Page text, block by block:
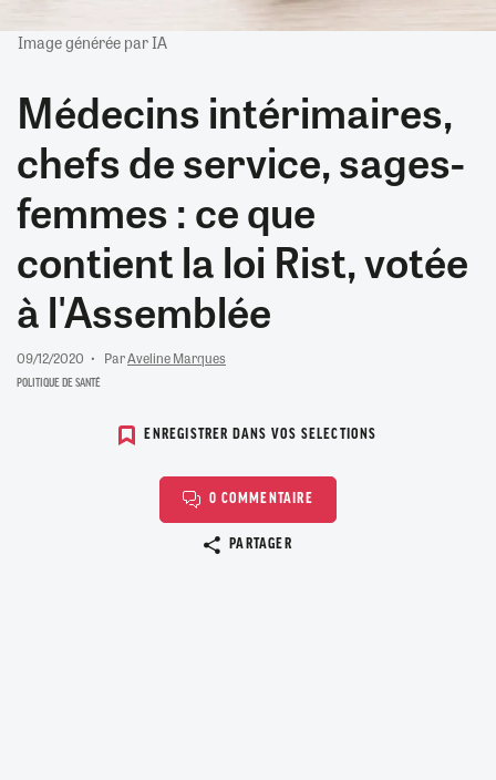
Image générée par IA
Médecins intérimaires,
chefs de service, sages-
femmes : ce que
contient la loi Rist, votée
à l'Assemblée
09/12/2020 ParAveline Marques
POLITIQUE DE SANTÉ
ENREGISTRER DANS VOS SELECTIONS
0 COMMENTAIRE
PARTAGER